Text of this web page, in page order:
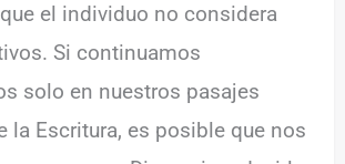
que el individuo no considera
Si continuamos
solo en nuestros pasajes
la Escritura, es posible que nos